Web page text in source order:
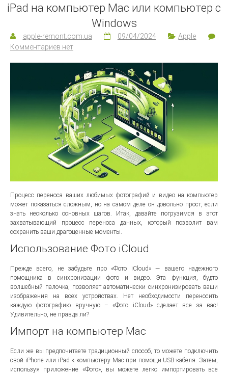
iPad на компьютер Mac или компьютер с
Windows
apple-remont.com.ua 09/04/2024
Apple
Комментариев нет
Процесс переноса ваших любимых фотографий и видео на компьютер
может показаться сложным, но на самом деле он довольно прост, если
знать несколько основных шагов. Итак, давайте погрузимся в этот
захватывающий процесс переноса данных, который позволит вам
сохранить ваши драгоценные моменты.
Использование Фото iCloud
Прежде всего, не забудьте про «Фото iCloud» — вашего надежного
помощника в синхронизации фото и видео. Эта функция, будто
волшебный палочка, позволяет автоматически синхронизировать ваши
изображения на всех устройствах. Нет необходимости переносить
каждую фотографию вручную – «Фото iCloud» сделает все за вас!
Удивительно, не правда ли?
Импорт на компьютер Mac
Если же вы предпочитаете традиционный способ, то можете подключить
свой iPhone или iPad к компьютеру Mac при помощи USB-кабеля. Затем,
используя приложение «Фото», вы можете легко импортировать все